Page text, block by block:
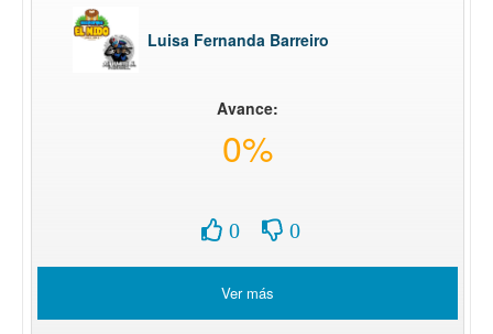
Luisa Fernanda Barreiro
Avance:
0%
0 0
Ver más